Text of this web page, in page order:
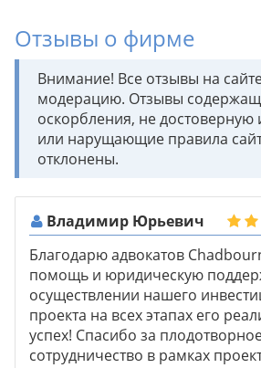
Отзывы о фирме
Внимание! Все отзывы на
модерацию. Отзывы
оскорбления, не
или нарущающие правила
отклонены.
Владимир Юрьевич
Благодарю адвокатов
помощь и юридическую
осуществлении нашего
проекта на всех этапах его
успех! Спасибо за
сотрудничество в рамках